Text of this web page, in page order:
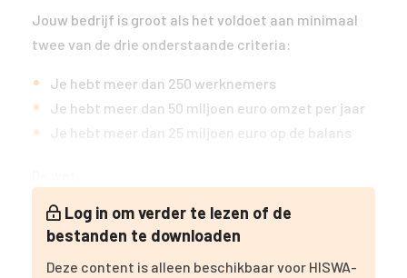
Jouw bedrijf is groot als het voldoet aan minimaal
twee van de drie onderstaande criteria:
Je hebt meer dan 250 werknemers
Je hebt meer dan 50 miljoen euro omzet per jaar
Je hebt meer dan 25 miljoen euro op de balans
Log in om verder te lezen of de
bestanden te downloaden
Deze content is alleen beschikbaar voor HISWA-